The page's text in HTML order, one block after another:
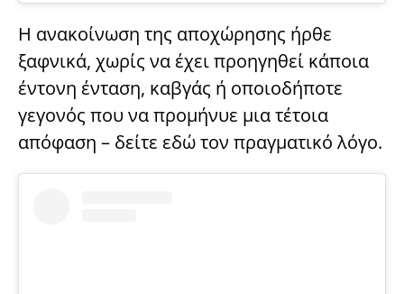
Η ανακοίνωση της αποχώρησης ήρθε
ξαφνικά, χωρίς να έχει προηγηθεί κάποια
έντονη ένταση, καβγάς ή οποιοδήποτε
γεγονός που να προμήνυε μια τέτοια
απόφαση – δείτε εδώ τον πραγματικό λόγο.